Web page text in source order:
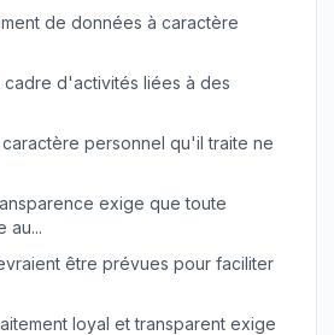
de données à caractère
cadre d'activités liées à des
personnel qu'il traite ne
exige que toute
au...
être prévues pour faciliter
loyal et transparent exige